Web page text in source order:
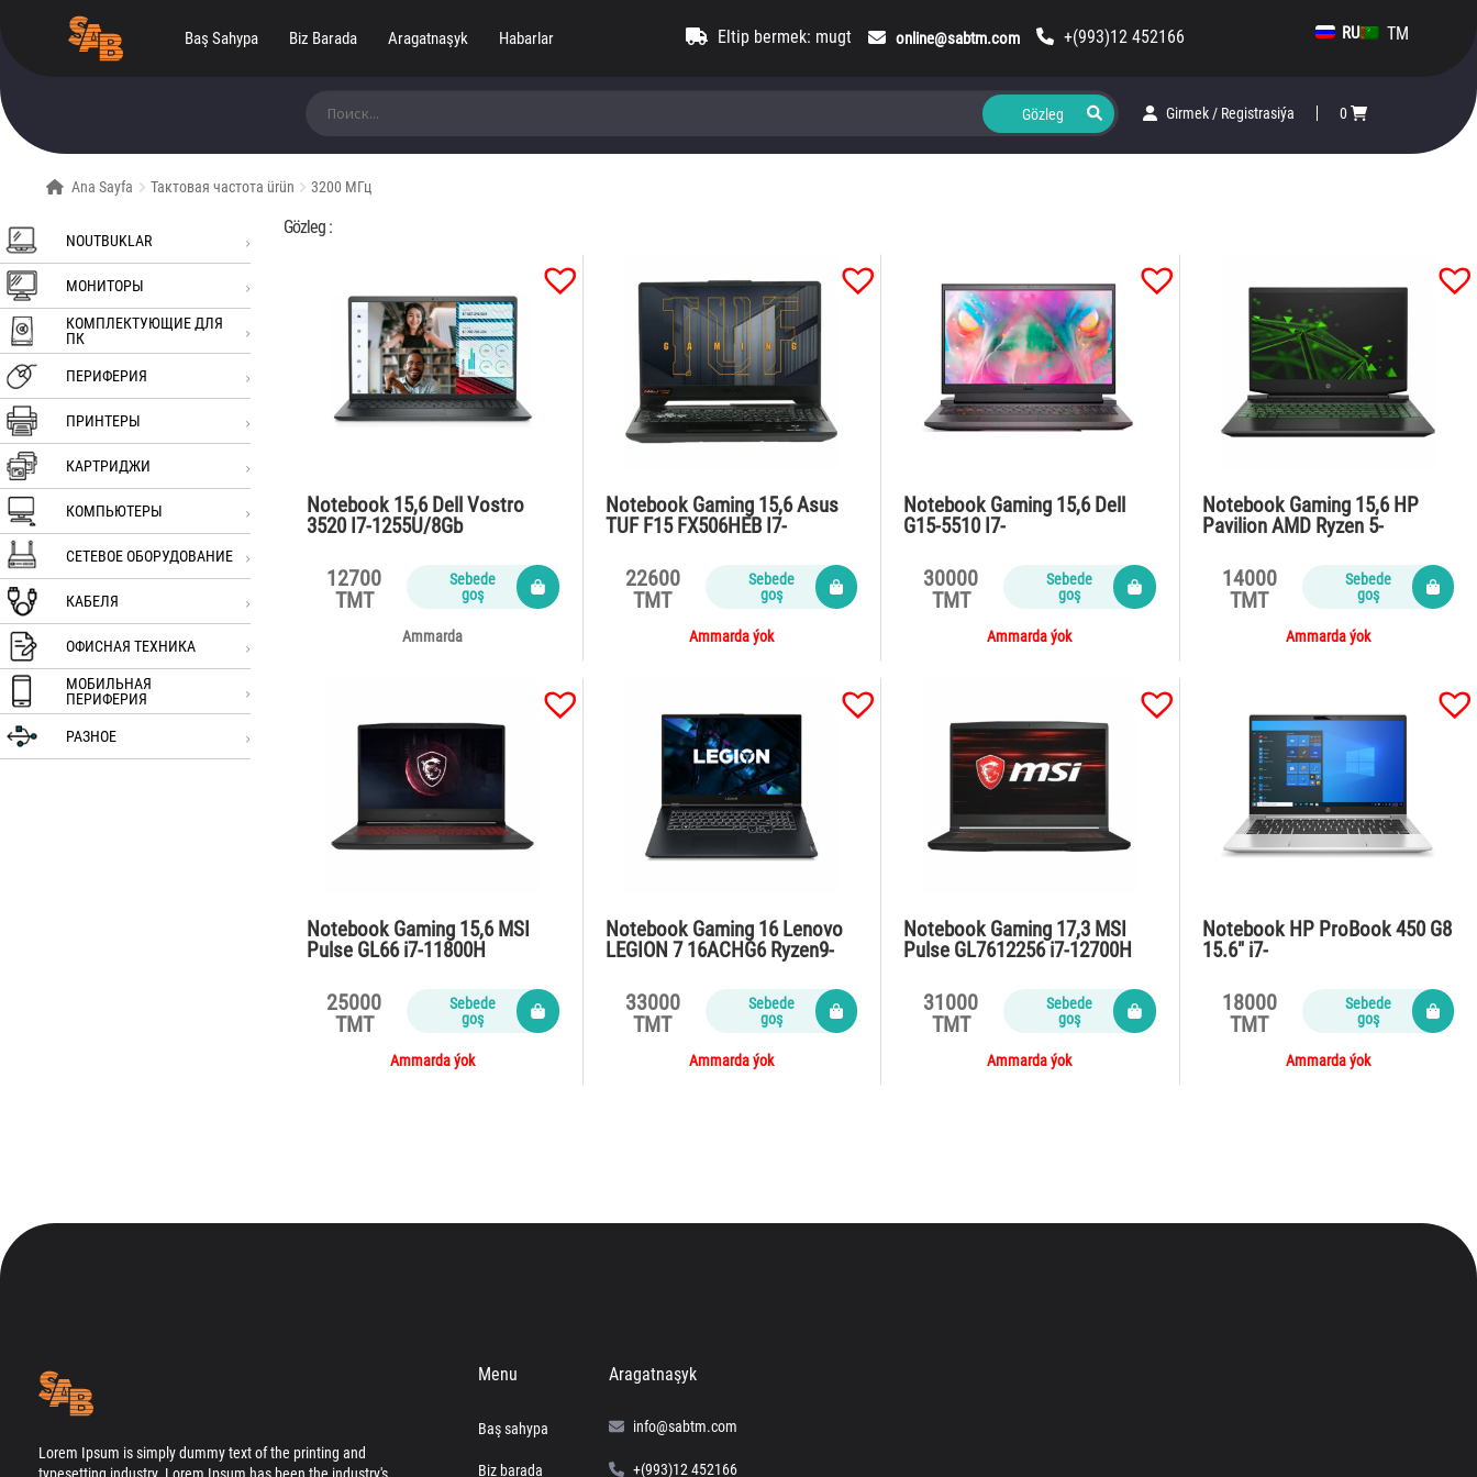
Baş Sahypa Biz Barada Aragatnaşyk Habarlar Eltip bermek: mugt online@sabtm.com +(993)12 452166 RU TM
Girmek / Registrasiýa 0
Ana Sayfa Тактовая частота ürün 3200 МГц
NOUTBUKLAR
МОНИТОРЫ
КОМПЛЕКТУЮЩИЕ ДЛЯ
ПК
ПЕРИФЕРИЯ
ПРИНТЕРЫ
КАРТРИДЖИ
КОМПЬЮТЕРЫ
СЕТЕВОЕ ОБОРУДОВАНИЕ
КАБЕЛЯ
ОФИСНАЯ ТЕХНИКА
МОБИЛЬНАЯ
ПЕРИФЕРИЯ
РАЗНОЕ
Gözleg :
Notebook 15,6 Dell Vostro
3520 I7-1255U/8Gb
12700
TMT
Sebede
goş
Ammarda
Notebook Gaming 15,6 Asus
TUF F15 FX506HEB I7-
22600
TMT
Sebede
goş
Ammarda ýok
Notebook Gaming 15,6 Dell
G15-5510 I7-
30000
TMT
Sebede
goş
Ammarda ýok
Notebook Gaming 15,6 HP
Pavilion AMD Ryzen 5-
14000
TMT
Sebede
goş
Ammarda ýok
Notebook Gaming 15,6 MSI
Pulse GL66 i7-11800H
25000
TMT
Sebede
goş
Ammarda ýok
Notebook Gaming 16 Lenovo
LEGION 7 16ACHG6 Ryzen9-
33000
TMT
Sebede
goş
Ammarda ýok
Notebook Gaming 17,3 MSI
Pulse GL7612256 i7-12700H
31000
TMT
Sebede
goş
Ammarda ýok
Notebook HP ProBook 450 G8
15.6″ i7-
18000
TMT
Sebede
goş
Ammarda ýok
Lorem Ipsum is simply dummy text of the printing and
Menu
Baş sahypa
Biz barada
Aragatnaşyk
info@sabtm.com
+(993)12 452166